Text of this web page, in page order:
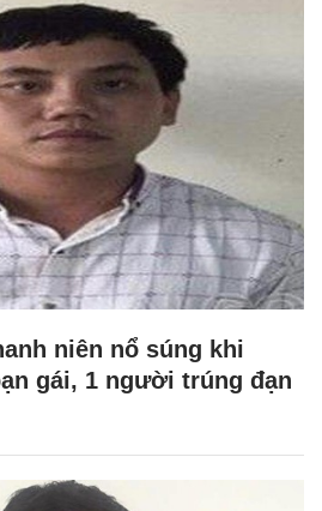
niên nổ súng khi
gái, 1 người trúng đạn